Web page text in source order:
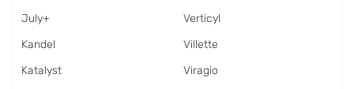
July+
Kandel
Katalyst
Verticyl
Villette
Viragio